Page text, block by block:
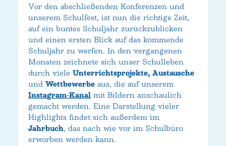
Vor den abschließenden Konferenzen und
unserem Schulfest, ist nun die richtige Zeit,
auf ein buntes Schuljahr zurückzublicken
und einen ersten Blick auf das kommende
Schuljahr zu werfen. In den vergangenen
Monaten zeichnete sich unser Schulleben
durch viele Unterrichtsprojekte, Austausche
und Wettbewerbe aus, die auf unserem
Instagram-Kanal mit Bildern anschaulich
gemacht werden. Eine Darstellung vieler
Highlights findet sich außerdem im
Jahrbuch, das nach wie vor im Schulbüro
erworben werden kann.